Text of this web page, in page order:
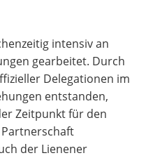
intensiv an
gearbeitet. Durch
Delegationen im
entstanden,
Zeitpunkt für den
der Lienener